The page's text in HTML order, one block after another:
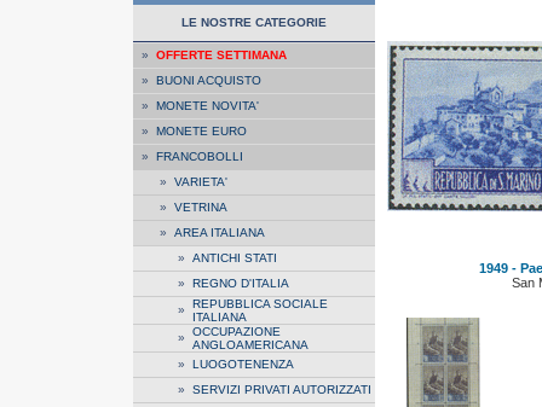
LE NOSTRE CATEGORIE
» OFFERTE SETTIMANA
» BUONI ACQUISTO
» MONETE NOVITA'
» MONETE EURO
» FRANCOBOLLI
» VARIETA'
» VETRINA
» AREA ITALIANA
» ANTICHI STATI
» REGNO D'ITALIA
» REPUBBLICA SOCIALE
ITALIANA
» OCCUPAZIONE
ANGLOAMERICANA
» LUOGOTENENZA
» SERVIZI PRIVATI AUTORIZZATI
1949 -
San